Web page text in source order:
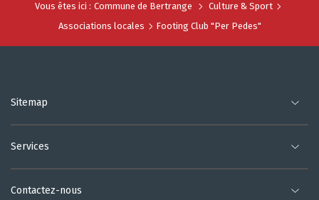
Vous êtes ici : Commune de Bertrange
Culture & Sport
Associations locales
Footing Club "Per Pedes"
Sitemap
Services
Contactez-nous